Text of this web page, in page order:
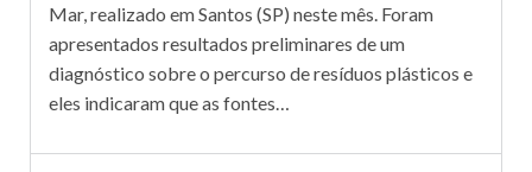
Mar, realizado em Santos (SP) neste mês. Foram
apresentados resultados preliminares de um
diagnóstico sobre o percurso de resíduos plásticos e
eles indicaram que as fontes…